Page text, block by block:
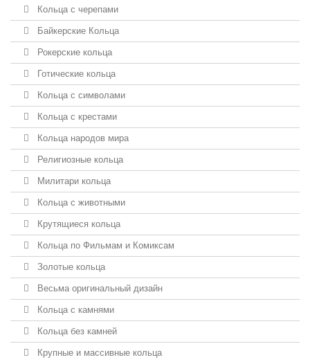
Кольца с черепами
Байкерские Кольца
Рокерские кольца
Готические кольца
Кольца с символами
Кольца с крестами
Кольца народов мира
Религиозные кольца
Милитари кольца
Кольца с животными
Крутящиеся кольца
Кольца по Фильмам и Комиксам
Золотые кольца
Весьма оригинальный дизайн
Кольца с камнями
Кольца без камней
Крупные и массивные кольца